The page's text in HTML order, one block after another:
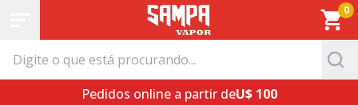
Pedidos online a partir deU$ 100
0